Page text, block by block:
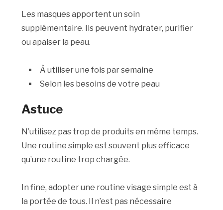
Les masques apportent un soin
supplémentaire. Ils peuvent hydrater, purifier
ou apaiser la peau.
À utiliser une fois par semaine
Selon les besoins de votre peau
Astuce
N’utilisez pas trop de produits en même temps.
Une routine simple est souvent plus efficace
qu’une routine trop chargée.
In fine, adopter une routine visage simple est à
la portée de tous. Il n’est pas nécessaire